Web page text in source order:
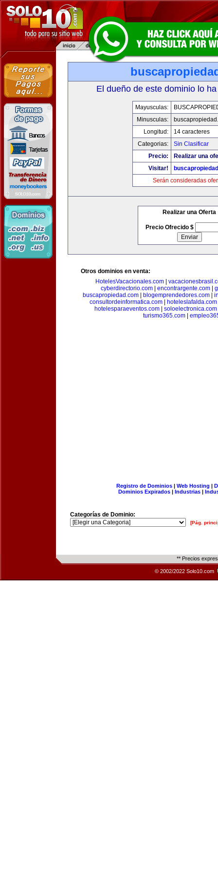
El dueño de este dominio lo
Mayusculas:
Minusculas:
Longitud:
14 caracteres
Categorias:
Sin Clasificar
Precio:
Realizar una
Visitar!
Serán consideradas
Realizar una Oferta
Precio Ofrecido $
Otros dominios en venta:
HotelesVacacionales.com|
cyberdirectorio.com| encontrargente.com|
buscapropiedad.com| blogemprendedores.com|
consultordeinformatica.com| hoteleslafalda.com
hotelesparaeventos.com
soloelectronica.com
turismo365.com
Registro de Dominios| Web Hosting |
Dominios Expirados | Industrias |
Categorías de Dominio:
[Pág.
** Precios
© 2002/2022 Solo10.com